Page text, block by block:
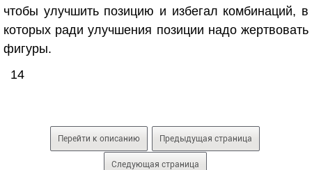
чтобы улучшить позицию и избегал комбинаций, в
которых ради улучшения позиции надо жертвовать
фигуры.
14
Перейти к описанию Предыдущая страница
Следующая страница